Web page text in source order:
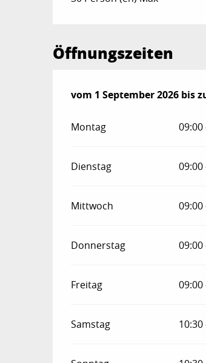
Öffnungszeiten
vom 1 September 2026 bis
vom 1 September 2026 bis
Montag 09:00
Dienstag 09:00
Mittwoch 09:00
Donnerstag 09:00
Freitag 09:00
Samstag 10:30